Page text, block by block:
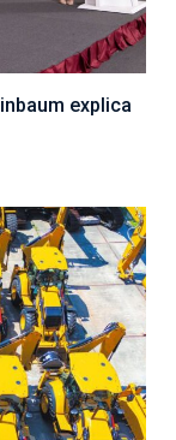
explica